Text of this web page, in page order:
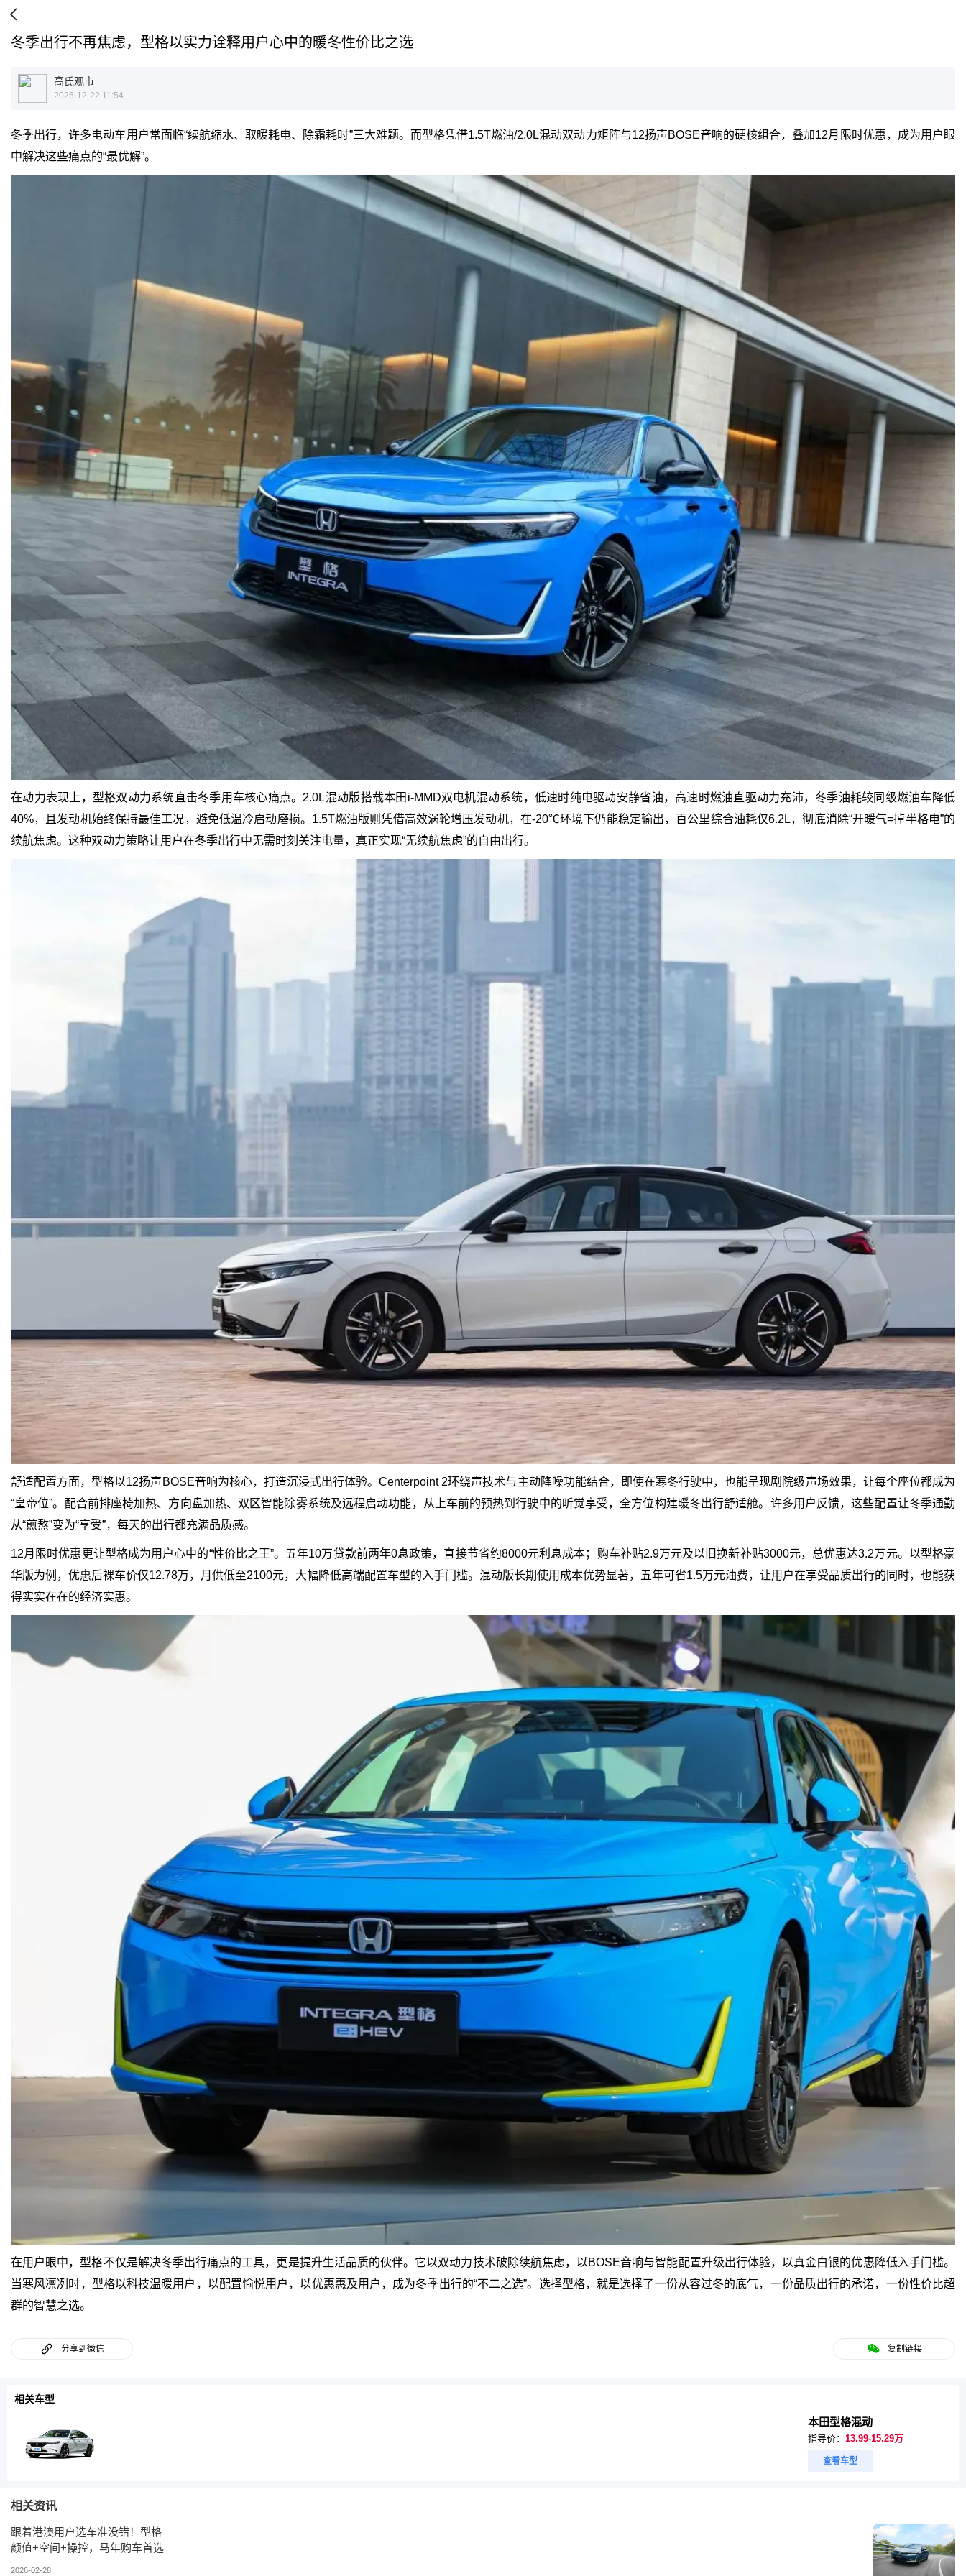
冬季出行不再焦虑，型格以实力诠释用户心中的暖冬性价比之选
高氏观市
2025-12-22 11:54
冬季出行，许多电动车用户常面临“续航缩水、取暖耗电、除霜耗时”三大难题。而型格凭借1.5T燃油/2.0L混动双动力矩阵与12扬声BOSE音响的硬核组合，叠加12月限时优惠，成为用户眼
中解决这些痛点的“最优解”。
在动力表现上，型格双动力系统直击冬季用车核心痛点。2.0L混动版搭载本田i-MMD双电机混动系统，低速时纯电驱动安静省油，高速时燃油直驱动力充沛，冬季油耗较同级燃油车降低
40%，且发动机始终保持最佳工况，避免低温冷启动磨损。1.5T燃油版则凭借高效涡轮增压发动机，在-20℃环境下仍能稳定输出，百公里综合油耗仅6.2L，彻底消除“开暖气=掉半格电”的
续航焦虑。这种双动力策略让用户在冬季出行中无需时刻关注电量，真正实现“无续航焦虑”的自由出行。
舒适配置方面，型格以12扬声BOSE音响为核心，打造沉浸式出行体验。Centerpoint 2环绕声技术与主动降噪功能结合，即使在寒冬行驶中，也能呈现剧院级声场效果，让每个座位都成为
“皇帝位”。配合前排座椅加热、方向盘加热、双区智能除雾系统及远程启动功能，从上车前的预热到行驶中的听觉享受，全方位构建暖冬出行舒适舱。许多用户反馈，这些配置让冬季通勤
从“煎熬”变为“享受”，每天的出行都充满品质感。
12月限时优惠更让型格成为用户心中的“性价比之王”。五年10万贷款前两年0息政策，直接节省约8000元利息成本；购车补贴2.9万元及以旧换新补贴3000元，总优惠达3.2万元。以型格豪
华版为例，优惠后裸车价仅12.78万，月供低至2100元，大幅降低高端配置车型的入手门槛。混动版长期使用成本优势显著，五年可省1.5万元油费，让用户在享受品质出行的同时，也能获
得实实在在的经济实惠。
在用户眼中，型格不仅是解决冬季出行痛点的工具，更是提升生活品质的伙伴。它以双动力技术破除续航焦虑，以BOSE音响与智能配置升级出行体验，以真金白银的优惠降低入手门槛。
当寒风凛冽时，型格以科技温暖用户，以配置愉悦用户，以优惠惠及用户，成为冬季出行的“不二之选”。选择型格，就是选择了一份从容过冬的底气，一份品质出行的承诺，一份性价比超
群的智慧之选。
分享到微信 复制链接
相关车型
本田型格混动
指导价： 13.99-15.29万
查看车型
相关资讯
跟着港澳用户选车准没错！型格
颜值+空间+操控，马年购车首选
2026-02-28